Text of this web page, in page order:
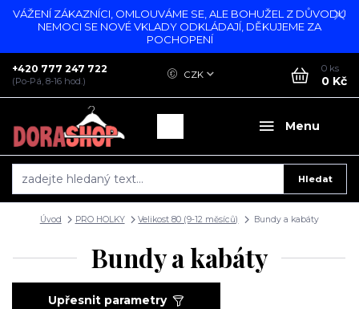
VÁŽENÍ ZÁKAZNÍCI, OMLOUVÁME SE, ALE BOHUŽEL Z DŮVODU
NEMOCI SE NOVÉ VKLADY ODKLÁDAJÍ, DĚKUJEME ZA
POCHOPENÍ
Menu
CZK
Hledat
+420 777 247 722
(Po-Pá, 8-16 hod.)
0 ks
0 Kč
Úvod PRO HOLKY Velikost 80 (9-12 měsíců) Bundy a kabáty
Bundy a kabáty
Upřesnit parametry